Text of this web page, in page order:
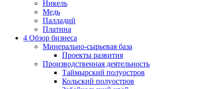
Никель
Медь
Палладий
Платина
4 Обзор бизнеса
Минерально-сырьевая база
Проекты развития
Производственная деятельность
Таймырский полуостров
Кольский полуостров